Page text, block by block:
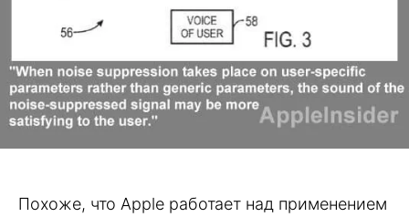
Похоже, что Apple работает над применением